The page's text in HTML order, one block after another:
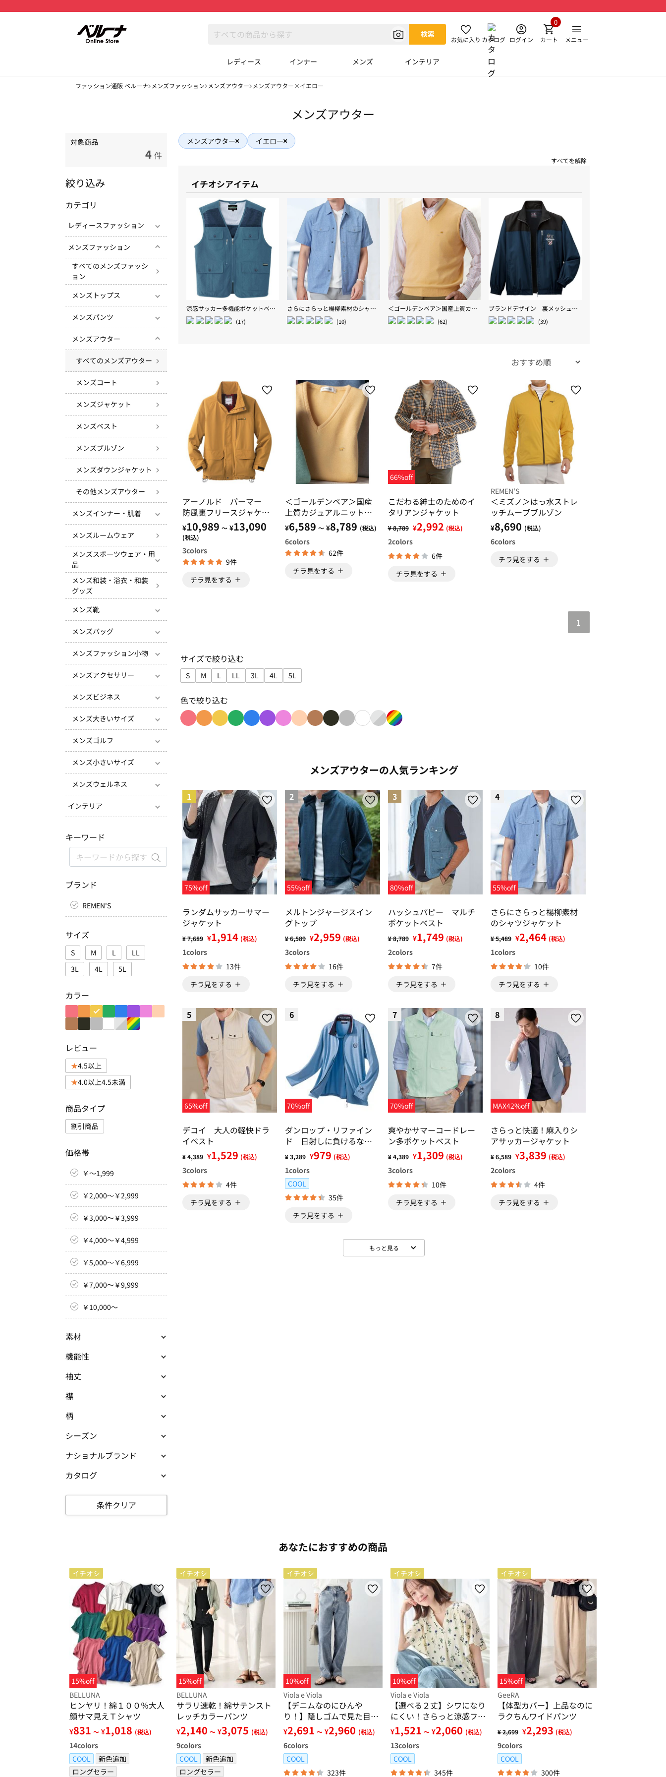
検索
お気に入り カタログ ログイン カート
0
メニュー
レディース インナー メンズ インテリア
ファッション通販 ベルーナ メンズファッション メンズアウター メンズアウター×イエロー
メンズアウター
対象商品
4 件
絞り込み
カテゴリ
レディースファッション
メンズファッション
すべてのメンズファッシ
ョン
メンズトップス
メンズパンツ
メンズアウター
すべてのメンズアウター
メンズコート
メンズジャケット
メンズベスト
メンズブルゾン
メンズダウンジャケット
その他メンズアウター
メンズインナー・肌着
メンズルームウェア
メンズスポーツウェア・用
品
メンズ和装・浴衣・和装
グッズ
メンズ靴
メンズバッグ
メンズファッション小物
メンズアクセサリー
メンズビジネス
メンズ大きいサイズ
メンズゴルフ
メンズ小さいサイズ
メンズウェルネス
インテリア
キーワード
ブランド
REMEN'S
サイズ
S M L
LL
3L
4L 5L
カラー
レビュー
4.5以上
4.0以上4.5未満
商品タイプ
割引商品
価格帯
￥～1,999
￥2,000～￥2,999
￥3,000～￥3,999
￥4,000～￥4,999
￥5,000～￥6,999
￥7,000～￥9,999
￥10,000～
素材
機能性
袖丈
襟
柄
シーズン
ナショナルブランド
カタログ
条件クリア
メンズアウター イエロー
すべてを解除
イチオシアイテム
涼感サッカー多機能ポケットベスト
(17)
さらにさらっと楊柳素材のシャツジャケット
(10)
＜ゴールデンベア＞国産上質カジュアルニットベスト
(62)
ブランドデザイン 裏メッシュブルゾン
(39)
アーノルド パーマー
防風裏フリースジャケッ
ト
¥10,989 ～ ¥13,090
(税込)
3colors
9件
チラ見をする
＜ゴールデンベア＞国産
上質カジュアルニットベ
スト
¥6,589 ～ ¥8,789 (税込)
6colors
62件
チラ見をする
66%off
こだわる紳士のためのイ
タリアンジャケット
¥ 8,789 ¥2,992 (税込)
2colors
6件
チラ見をする
REMEN'S
＜ミズノ＞はっ水ストレ
ッチムーブブルゾン
¥8,690 (税込)
6colors
チラ見をする
1
サイズで絞り込む
S
サイズで絞り込み: S
M
サイズで絞り込み: M
L
サイズで絞り込み: L
LL
サイズで絞り込み: LL
3L
サイズで絞り込み: 3L
4L
サイズで絞り込み: 4L
5L
サイズで絞り込み: 5L
色で絞り込む
メンズアウターの人気ランキング
1
75%off
ランダムサッカーサマー
ジャケット
¥ 7,689 ¥1,914 (税込)
1colors
13件
チラ見をする
2
55%off
メルトンジャージスイン
グトップ
¥ 6,589 ¥2,959 (税込)
3colors
16件
チラ見をする
3
80%off
ハッシュパピー マルチ
ポケットベスト
¥ 8,789 ¥1,749 (税込)
2colors
7件
チラ見をする
4
55%off
さらにさらっと楊柳素材
のシャツジャケット
¥ 5,489 ¥2,464 (税込)
1colors
10件
チラ見をする
5
65%off
デコイ 大人の軽快ドラ
イベスト
¥ 4,389 ¥1,529 (税込)
3colors
4件
チラ見をする
6
70%off
ダンロップ・リファイン
ド 日射しに負けるな！
ＵＶ対策ジャケット
¥ 3,289 ¥979 (税込)
1colors
COOL
35件
チラ見をする
7
70%off
爽やかサマーコードレー
ン多ポケットベスト
¥ 4,389 ¥1,309 (税込)
3colors
10件
チラ見をする
8
MAX42%off
さらっと快適！麻入りシ
アサッカージャケット
¥ 6,589 ¥3,839 (税込)
2colors
4件
チラ見をする
もっと見る
あなたにおすすめの商品
イチオシ
15%off
BELLUNA
ヒンヤリ！綿１００％大人
顔サマ見えＴシャツ
¥831 ～ ¥1,018 (税込)
14colors
COOL
新色追加
ロングセラー
イチオシ
15%off
BELLUNA
サラリ速乾！綿サテンスト
レッチカラーパンツ
¥2,140 ～ ¥3,075 (税込)
9colors
COOL
新色追加
ロングセラー
イチオシ
10%off
Viola e Viola
【デニムなのにひんや
り！】隠しゴムで見た目す
っきり！ストレッチ楽ちん
デニム
¥2,691 ～ ¥2,960 (税込)
6colors
COOL
323件
イチオシ
10%off
Viola e Viola
【選べる２丈】シワになり
にくい！さらっと涼感フレ
アスリーブブラウス
¥1,521 ～ ¥2,060 (税込)
13colors
COOL
345件
イチオシ
15%off
GeeRA
【体型カバー】上品なのに
ラクちんワイドパンツ
¥ 2,699 ¥2,293 (税込)
9colors
COOL
300件